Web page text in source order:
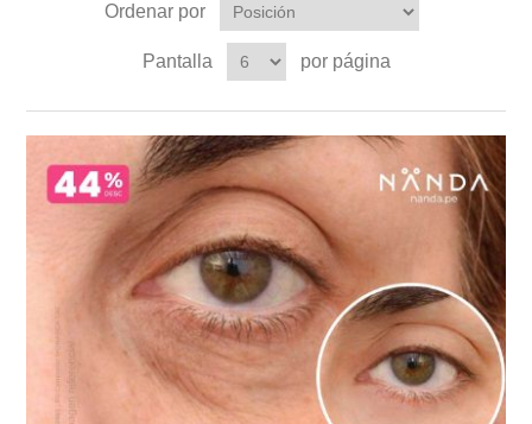
Ordenar por
Pantalla por página